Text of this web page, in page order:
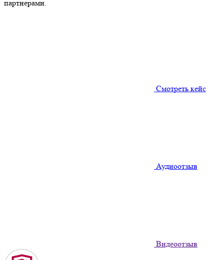
партнерами.
Смотреть кейс
Аудиоотзыв
Видеоотзыв